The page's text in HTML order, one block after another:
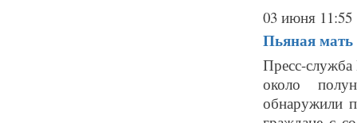
03 июня 11:55
Пьяная мать
Пресс-
около
обнаружили